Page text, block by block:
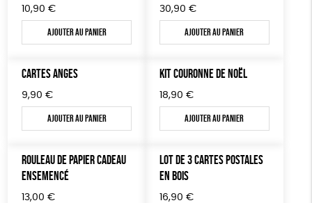
10,90 €
Ajouter au panier
30,90 €
Ajouter au panier
CARTES ANGES
9,90 €
Ajouter au panier
KIT COURONNE DE NOËL
18,90 €
Ajouter au panier
ROULEAU DE PAPIER CADEAU
ENSEMENCÉ
13,00 €
LOT DE 3 CARTES POSTALES
EN BOIS
16,90 €